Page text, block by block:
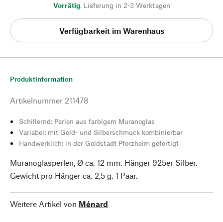
Vorrätig, Lieferung in 2-3 Werktagen
Verfügbarkeit im Warenhaus
Produktinformation
Artikelnummer 211478
Schillernd: Perlen aus farbigem Muranoglas
Variabel: mit Gold- und Silberschmuck kombinierbar
Handwerklich: in der Goldstadt Pforzheim gefertigt
Muranoglasperlen, Ø ca. 12 mm. Hänger 925er Silber.
Gewicht pro Hänger ca. 2,5 g. 1 Paar.
Weitere Artikel von Ménard